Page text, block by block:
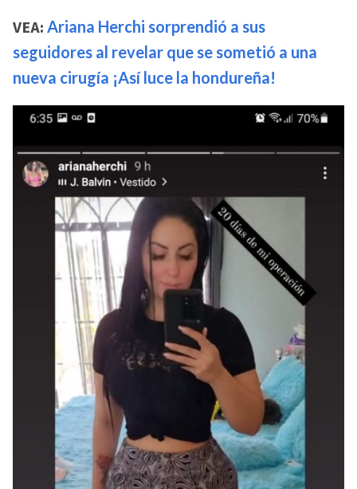
VEA: Ariana Herchi sorprendió a sus
seguidores al revelar que se sometió a una
nueva cirugía ¡Así luce la hondureña!